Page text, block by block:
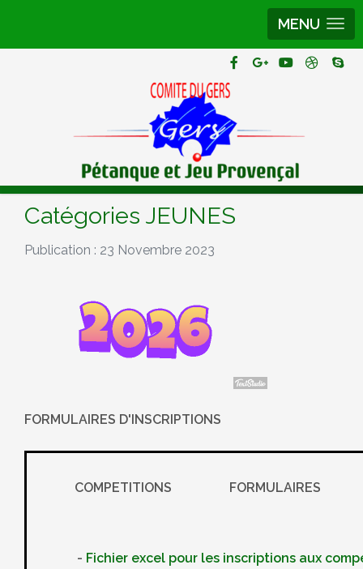
MENU
Catégories JEUNES
Publication : 23 Novembre 2023
FORMULAIRES D'INSCRIPTIONS
COMPETITIONS FORMULAIRES
- Fichier excel pour les inscriptions aux